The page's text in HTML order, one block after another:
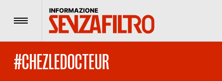
Menu
#CHEZLEDOCTEUR